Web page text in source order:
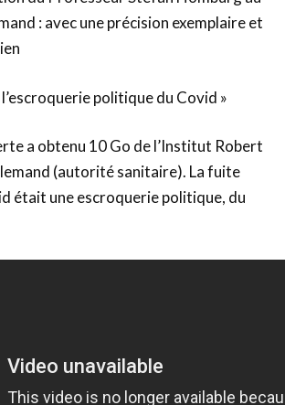
: avec une précision exemplaire et
l’escroquerie politique du Covid »
a obtenu 10 Go de l’Institut Robert
(autorité sanitaire). La fuite
était une escroquerie politique, du